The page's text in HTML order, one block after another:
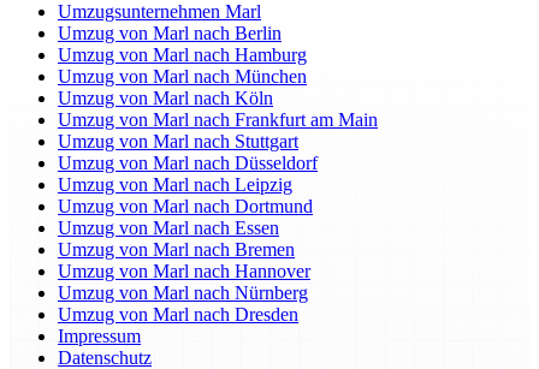
Umzugsunternehmen Marl
Umzug von Marl nach Berlin
Umzug von Marl nach Hamburg
Umzug von Marl nach München
Umzug von Marl nach Köln
Umzug von Marl nach Frankfurt am Main
Umzug von Marl nach Stuttgart
Umzug von Marl nach Düsseldorf
Umzug von Marl nach Leipzig
Umzug von Marl nach Dortmund
Umzug von Marl nach Essen
Umzug von Marl nach Bremen
Umzug von Marl nach Hannover
Umzug von Marl nach Nürnberg
Umzug von Marl nach Dresden
Impressum
Datenschutz